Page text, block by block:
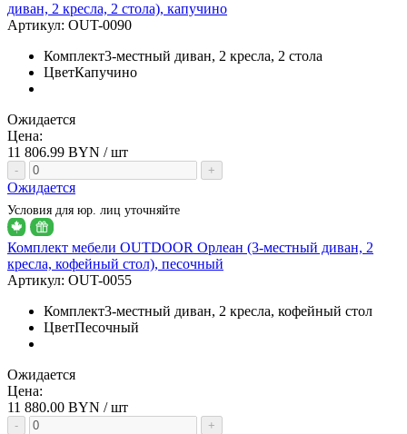
диван, 2 кресла, 2 стола), капучино
Артикул: OUT-0090
Комплект3-местный диван, 2 кресла, 2 стола
ЦветКапучино
Ожидается
Цена:
11 806.99 BYN / шт
- +
Ожидается
Условия для юр. лиц уточняйте
Комплект мебели OUTDOOR Орлеан (3-местный диван, 2
кресла, кофейный стол), песочный
Артикул: OUT-0055
Комплект3-местный диван, 2 кресла, кофейный стол
ЦветПесочный
Ожидается
Цена:
11 880.00 BYN / шт
- +